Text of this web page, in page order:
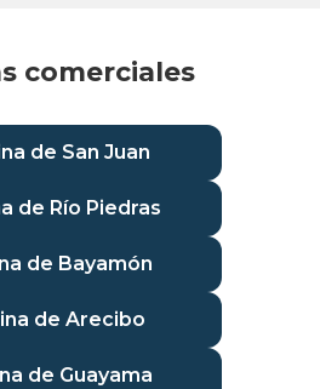
comerciales
de San Juan
de Río Piedras
de Bayamón
de Arecibo
de Guayama